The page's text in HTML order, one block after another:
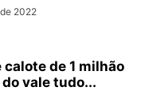
2022
calote de 1 milhão
vale tudo...